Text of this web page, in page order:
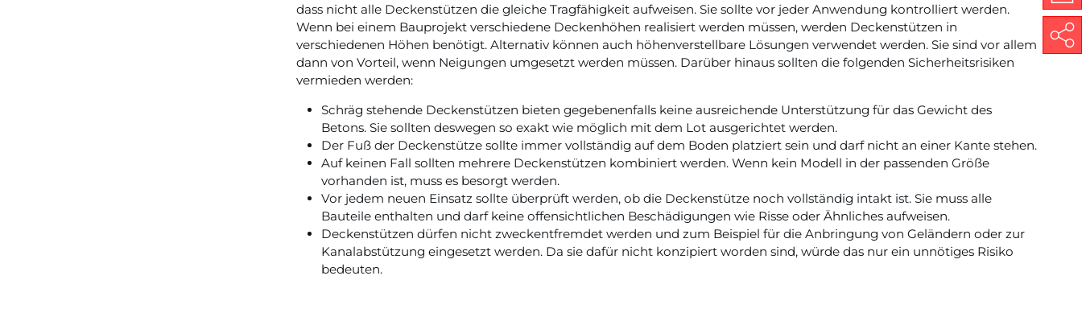
dass nicht alle Deckenstützen die gleiche Tragfähigkeit aufweisen. Sie sollte vor jeder Anwendung kontrolliert werden.
Wenn bei einem Bauprojekt verschiedene Deckenhöhen realisiert werden müssen, werden Deckenstützen in
verschiedenen Höhen benötigt. Alternativ können auch höhenverstellbare Lösungen verwendet werden. Sie sind vor allem
dann von Vorteil, wenn Neigungen umgesetzt werden müssen. Darüber hinaus sollten die folgenden Sicherheitsrisiken
vermieden werden:
Schräg stehende Deckenstützen bieten gegebenenfalls keine ausreichende Unterstützung für das Gewicht des
Betons. Sie sollten deswegen so exakt wie möglich mit dem Lot ausgerichtet werden.
Der Fuß der Deckenstütze sollte immer vollständig auf dem Boden platziert sein und darf nicht an einer Kante stehen.
Auf keinen Fall sollten mehrere Deckenstützen kombiniert werden. Wenn kein Modell in der passenden Größe
vorhanden ist, muss es besorgt werden.
Vor jedem neuen Einsatz sollte überprüft werden, ob die Deckenstütze noch vollständig intakt ist. Sie muss alle
Bauteile enthalten und darf keine offensichtlichen Beschädigungen wie Risse oder Ähnliches aufweisen.
Deckenstützen dürfen nicht zweckentfremdet werden und zum Beispiel für die Anbringung von Geländern oder zur
Kanalabstützung eingesetzt werden. Da sie dafür nicht konzipiert worden sind, würde das nur ein unnötiges Risiko
bedeuten.
Share